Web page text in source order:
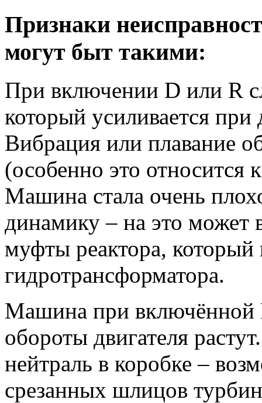
Признаки
могут быт такими:
При включении D или R
который усиливается при
Вибрация или плавание
(особенно это относится
Машина стала очень
динамику – на это может
муфты реактора, который
гидротрансформатора.
Машина при включённой
обороты двигателя
нейтраль в коробке –
срезанных шлицов